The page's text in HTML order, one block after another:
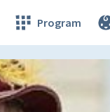
Program